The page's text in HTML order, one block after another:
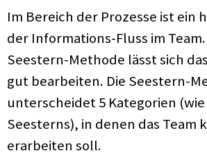
Im Bereich der Prozesse ist ein
der Informations-Fluss im
Seestern-Methode lässt sich
gut bearbeiten. Die Seestern-
unterscheidet 5 Kategorien (wie
Seesterns), in denen das Team
erarbeiten soll.